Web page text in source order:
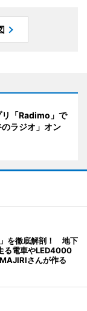
リ「Radimo」で
ラジオ」オン
を徹底解剖！ 地下
る電車やLED4000
さんが作る